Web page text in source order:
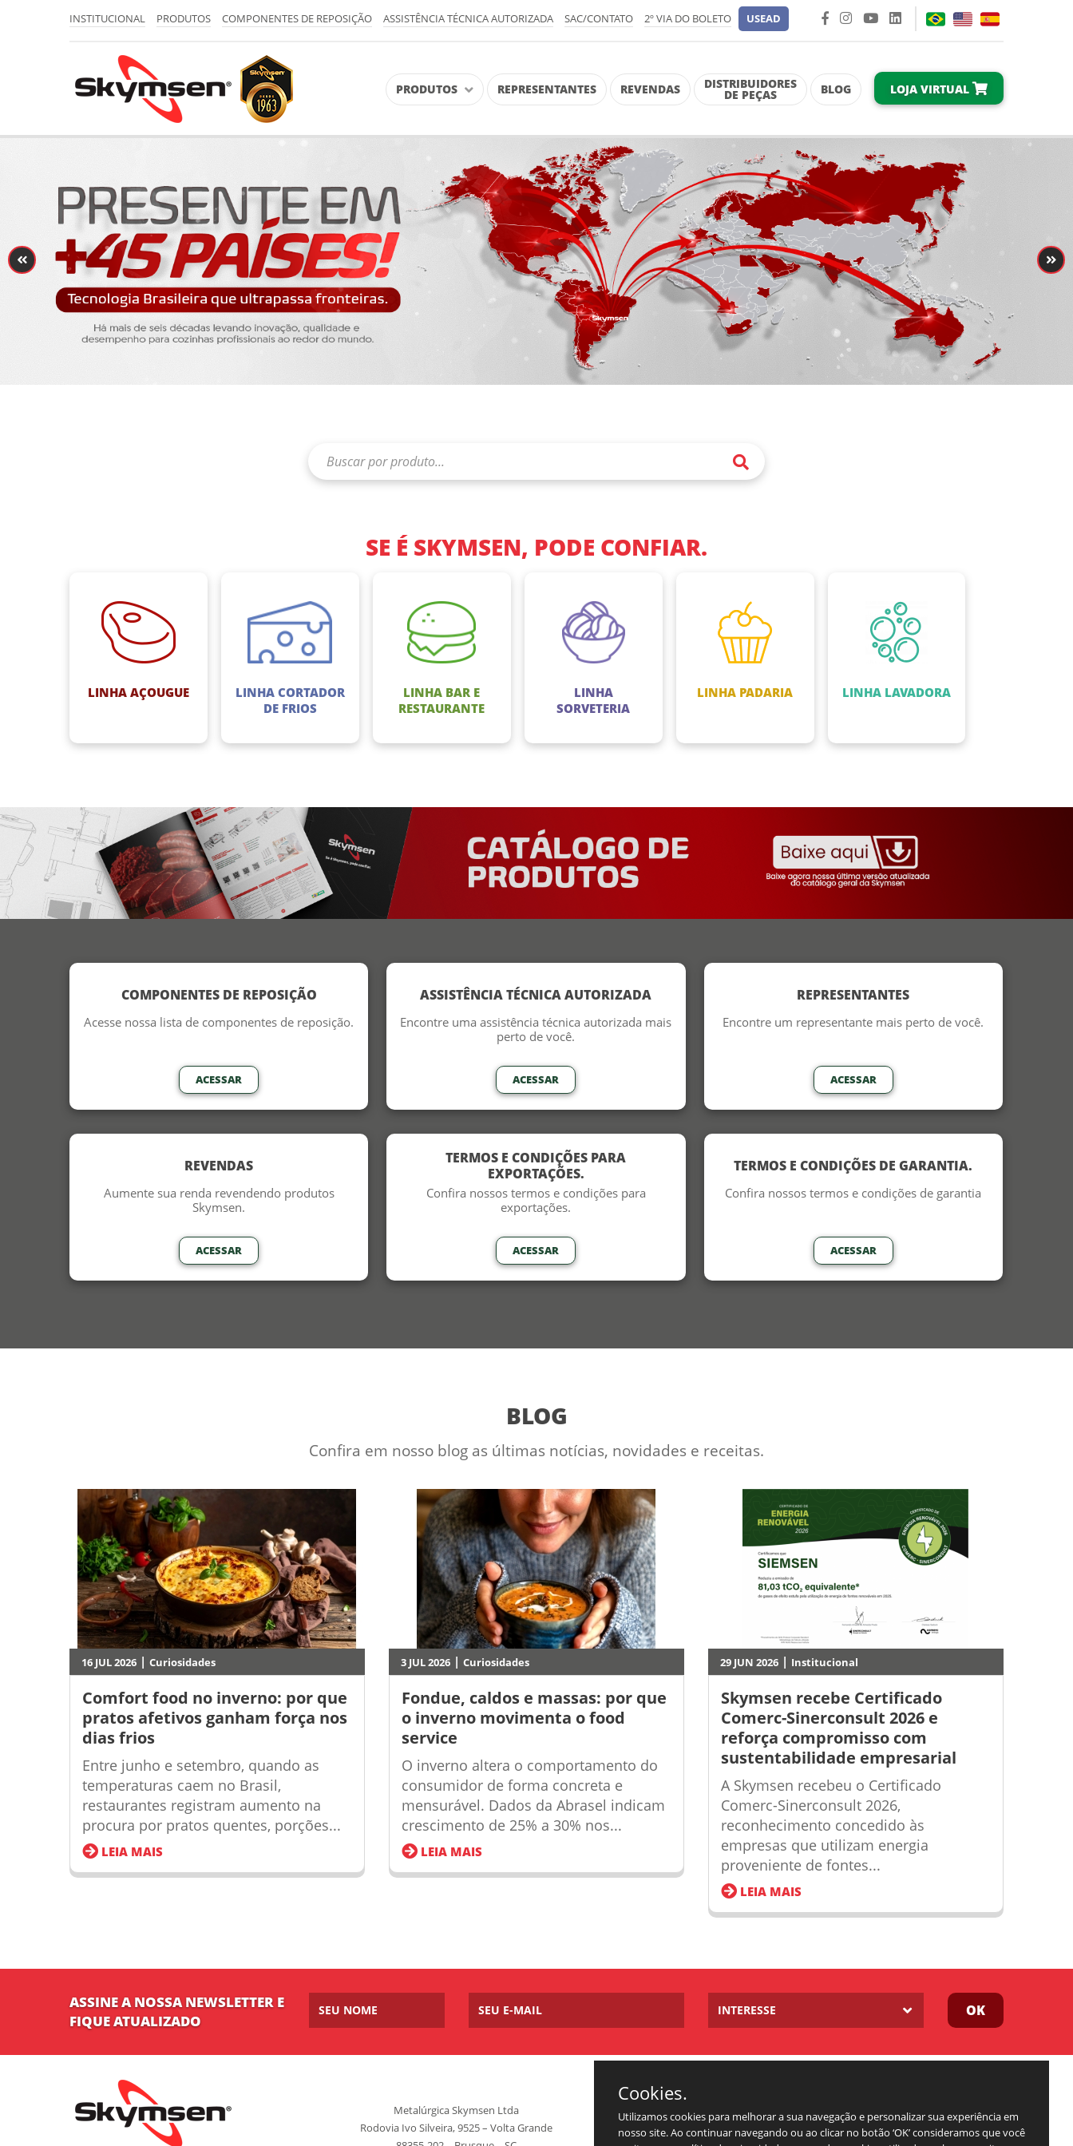
INSTITUCIONAL PRODUTOS COMPONENTES DE REPOSIÇÃO ASSISTÊNCIA TÉCNICA AUTORIZADA SAC/CONTATO 2º VIA DO BOLETO USEAD
PRODUTOS REPRESENTANTES REVENDAS DISTRIBUIDORES
DE PEÇAS BLOG LOJA VIRTUAL
SE É SKYMSEN, PODE CONFIAR.
LINHA AÇOUGUE
LINHA CORTADOR
DE FRIOS
LINHA BAR E
RESTAURANTE
LINHA
SORVETERIA
LINHA PADARIA LINHA LAVADORA
COMPONENTES DE REPOSIÇÃO
Acesse nossa lista de componentes de reposição.
ACESSAR
ASSISTÊNCIA TÉCNICA AUTORIZADA
Encontre uma assistência técnica autorizada mais
perto de você.
ACESSAR
REPRESENTANTES
Encontre um representante mais perto de você.
ACESSAR
REVENDAS
Aumente sua renda revendendo produtos
Skymsen.
ACESSAR
TERMOS E CONDIÇÕES PARA
EXPORTAÇÕES.
Confira nossos termos e condições para
exportações.
ACESSAR
TERMOS E CONDIÇÕES DE GARANTIA.
Confira nossos termos e condições de garantia
ACESSAR
BLOG
Confira em nosso blog as últimas notícias, novidades e receitas.
16 JUL 2026 | Curiosidades
Comfort food no inverno: por que
pratos afetivos ganham força nos
dias frios
Entre junho e setembro, quando as
temperaturas caem no Brasil,
restaurantes registram aumento na
procura por pratos quentes, porções...
LEIA MAIS
3 JUL 2026 | Curiosidades
Fondue, caldos e massas: por que
o inverno movimenta o food
service
O inverno altera o comportamento do
consumidor de forma concreta e
mensurável. Dados da Abrasel indicam
crescimento de 25% a 30% nos...
LEIA MAIS
29 JUN 2026 | Institucional
Skymsen recebe Certificado
Comerc-Sinerconsult 2026 e
reforça compromisso com
sustentabilidade empresarial
A Skymsen recebeu o Certificado
Comerc-Sinerconsult 2026,
reconhecimento concedido às
empresas que utilizam energia
proveniente de fontes...
LEIA MAIS
ASSINE A NOSSA NEWSLETTER E
FIQUE ATUALIZADO
INTERESSE OK
Metalúrgica Skymsen Ltda
Rodovia Ivo Silveira, 9525 – Volta Grande
Cookies.
Utilizamos cookies para melhorar a sua navegação e personalizar sua experiência em
nosso site. Ao continuar navegando ou ao clicar no botão ‘OK’ consideramos que você